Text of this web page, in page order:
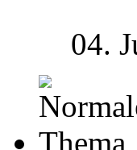
04.